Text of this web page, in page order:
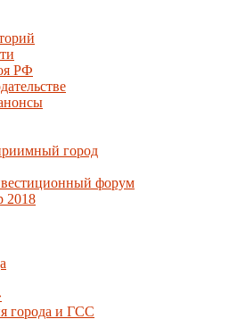
РФ
город
форум
2018
города и ГСС